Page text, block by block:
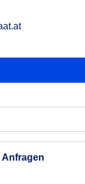
Anfragen